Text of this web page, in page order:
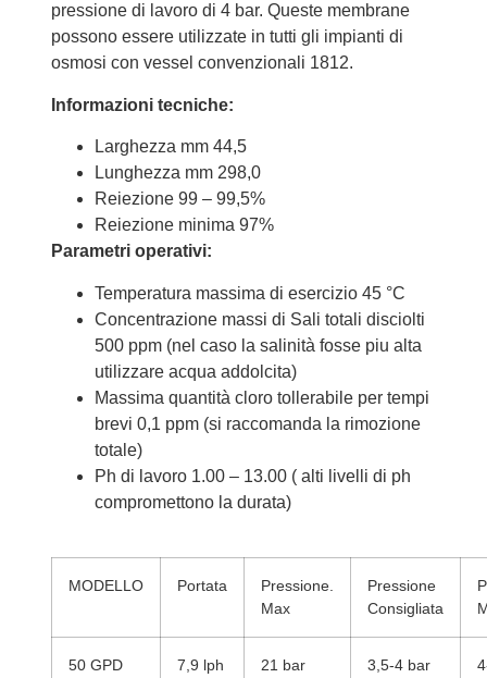
pressione di lavoro di 4 bar. Queste membrane
possono essere utilizzate in tutti gli impianti di
osmosi con vessel convenzionali 1812.
Informazioni tecniche:
Larghezza mm 44,5
Lunghezza mm 298,0
Reiezione 99 – 99,5%
Reiezione minima 97%
Parametri operativi:
Temperatura massima di esercizio 45 °C
Concentrazione massi di Sali totali disciolti
500 ppm (nel caso la salinità fosse piu alta
utilizzare acqua addolcita)
Massima quantità cloro tollerabile per tempi
brevi 0,1 ppm (si raccomanda la rimozione
totale)
Ph di lavoro 1.00 – 13.00 ( alti livelli di ph
compromettono la durata)
MODELLO Portata
Pressione.
Max
Pressione
Consigliata
50 GPD
7,9 lph
21 bar 3,5-4 bar